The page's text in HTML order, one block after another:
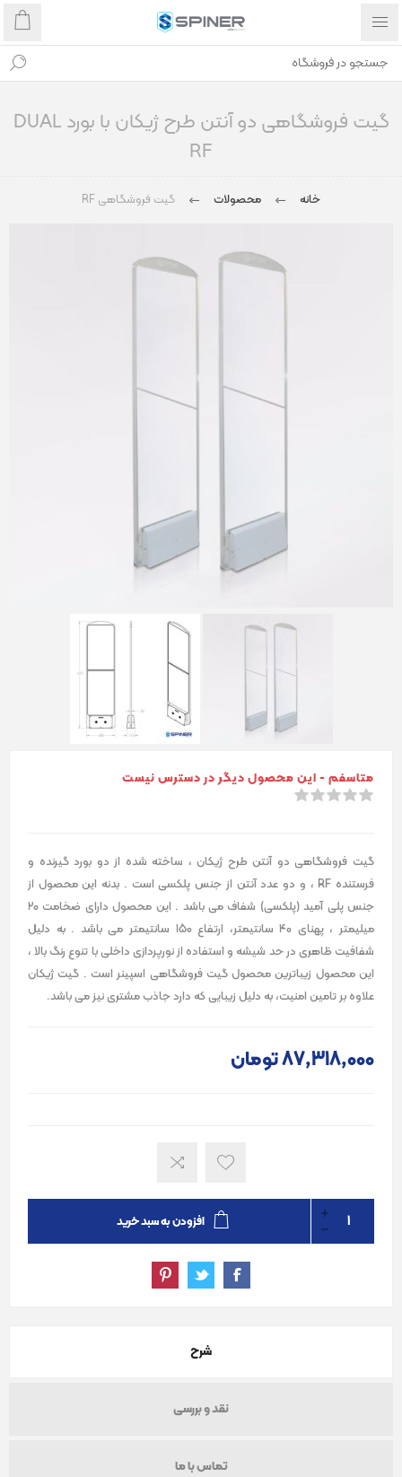
گیت فروشگاهی دو آنتن طرح ژیکان با بورد DUAL
RF
خانه محصولات گیت فروشگاهی RF
متاسفم - این محصول دیگر در دسترس نیست
گیت فروشگاهی دو آنتن طرح ژیکان ، ساخته شده از دو بورد گیرنده و
فرستنده RF ، و دو عدد آنتن از جنس پلکسی است . بدنه این محصول از
جنس پلی آمید (پلکسی) شفاف می باشد . این محصول دارای ضخامت 20
میلیمتر ، پهنای 40 سانتیمتر، ارتفاع 150 سانتیمتر می باشد . به دلیل
شفافیت ظاهری در حد شیشه و استفاده از نورپردازی داخلی با تنوع رنگ بالا ،
این محصول زیباترین محصول گیت فروشگاهی اسپینر است . گیت ژیکان
علاوه بر تامین امنیت، به دلیل زیبایی که دارد جاذب مشتری نیز می باشد.
87٬318٬000 تومان
افزودن به سبد خرید
شرح
نقد و بررسی
تماس با ما